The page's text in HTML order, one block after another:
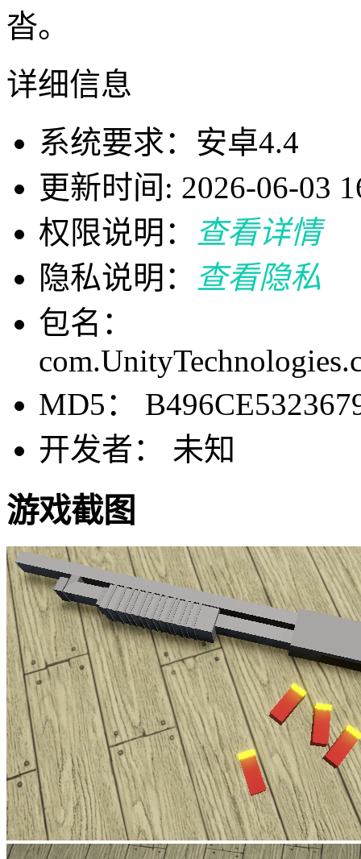
沓。
详细信息
系统要求：安卓4.4
更新时间: 2026-06-03
权限说明：
查看详情
隐私说明：
查看隐私
包名：
MD5：
开发者： 未知
游戏截图